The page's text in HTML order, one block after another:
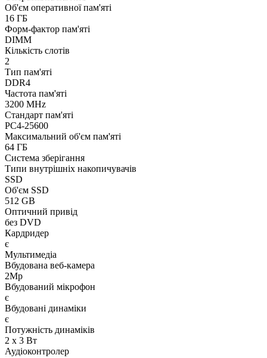
Об'єм оперативної пам'яті
16 ГБ
Форм-фактор пам'яті
DIMM
Кількість слотів
2
Тип пам'яті
DDR4
Частота пам'яті
3200 MHz
Стандарт пам'яті
PC4-25600
Максимальний об'єм пам'яті
64 ГБ
Система зберігання
Типи внутрішніх накопичувачів
SSD
Об'єм SSD
512 GB
Оптичний привід
без DVD
Кардридер
є
Мультимедіа
Вбудована веб-камера
2Mp
Вбудований мікрофон
є
Вбудовані динаміки
є
Потужність динаміків
2 x 3 Вт
Аудіоконтролер